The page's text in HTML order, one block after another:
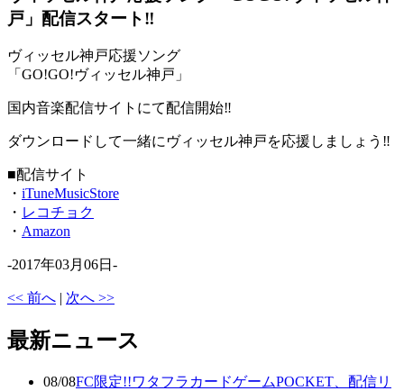
戸」配信スタート‼︎
ヴィッセル神戸応援ソング
「GO!GO!ヴィッセル神戸」
国内音楽配信サイトにて配信開始‼︎
ダウンロードして一緒にヴィッセル神戸を応援しましょう‼︎
■配信サイト
・ iTuneMusicStore
・ レコチョク
・ Amazon
-2017年03月06日-
<< 前へ | 次へ >>
最新ニュース
08/08FC限定!!ワタフラカードゲームPOCKET、配信リ